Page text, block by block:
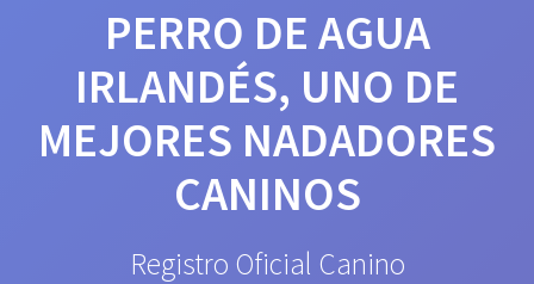
PERRO DE AGUA
IRLANDÉS, UNO DE
MEJORES NADADORES
CANINOS
Registro Oficial Canino